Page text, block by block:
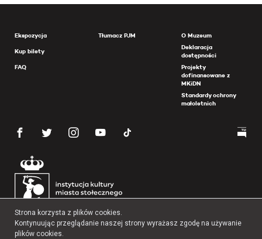
Ekspozycja
Kup bilety
FAQ
Tłumacz PJM
O Muzeum
Deklaracja
dostępności
Projekty
dofinansowane z
MKiDN
Standardy ochrony
małoletnich
Strona korzysta z plików cookies.
Kontynuując przeglądanie naszej strony wyrażasz zgodę na używanie
plików cookies.